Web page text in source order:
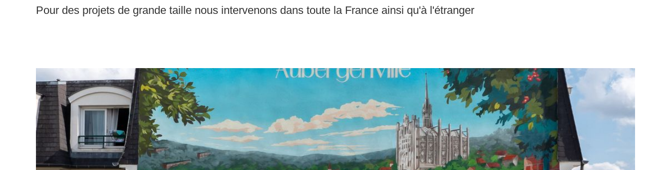
Pour des projets de grande taille nous intervenons dans toute la France ainsi qu'à l'étranger